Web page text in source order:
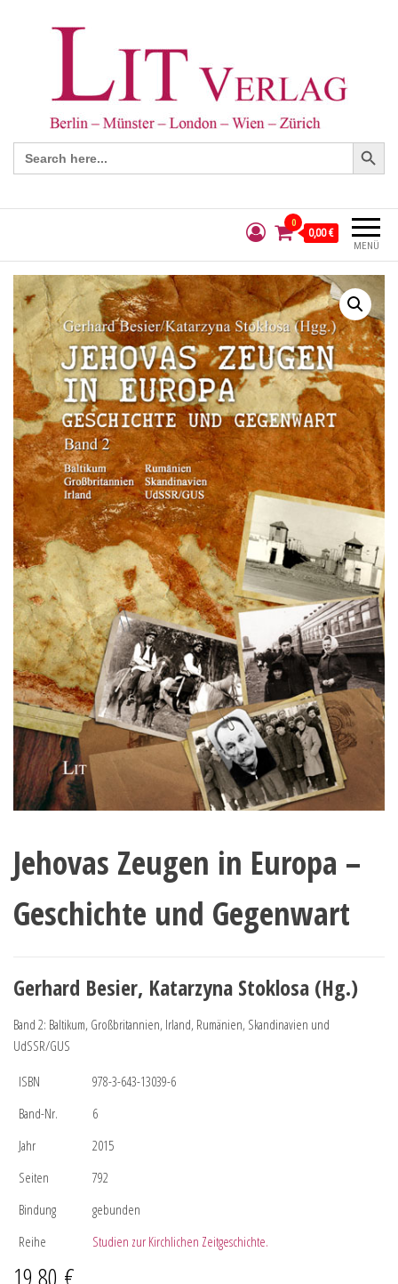
Search
for:
Search Button
MENÜ
0
0,00 €
Jehovas Zeugen in Europa –
Geschichte und Gegenwart
Gerhard Besier, Katarzyna Stoklosa (Hg.)
Band 2: Baltikum, Großbritannien, Irland, Rumänien, Skandinavien und
UdSSR/GUS
ISBN
978-3-643-13039-6
Band-Nr.
6
Jahr
2015
Seiten
792
Bindung
gebunden
Reihe
Studien zur Kirchlichen Zeitgeschichte.
19,80 €